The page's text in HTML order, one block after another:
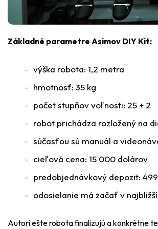
Základné parametre Asimov DIY Kit:
výška robota: 1,2 metra
hmotnosť: 35 kg
počet stupňov voľnosti: 25 + 2
robot prichádza rozložený na
súčasťou sú manuál a
cieľová cena: 15 000 dolárov
predobjednávkový depozit:
odosielanie má začať v
Autori ešte robota finalizujú a konkrétne